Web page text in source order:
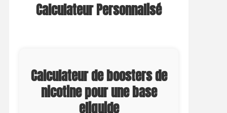
Calculateur Personnalisé
Calculateur de boosters de
nicotine pour une base
eliquide